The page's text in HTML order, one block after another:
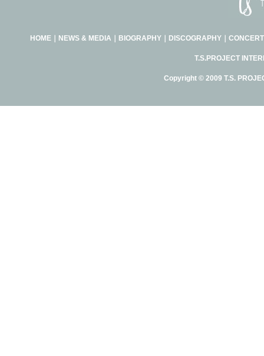
HOME｜ NEWS & MEDIA BIOGRAPHY｜ DISCOGRAPHY｜
T.S.PROJECT
Copyright © 2009 T.S.